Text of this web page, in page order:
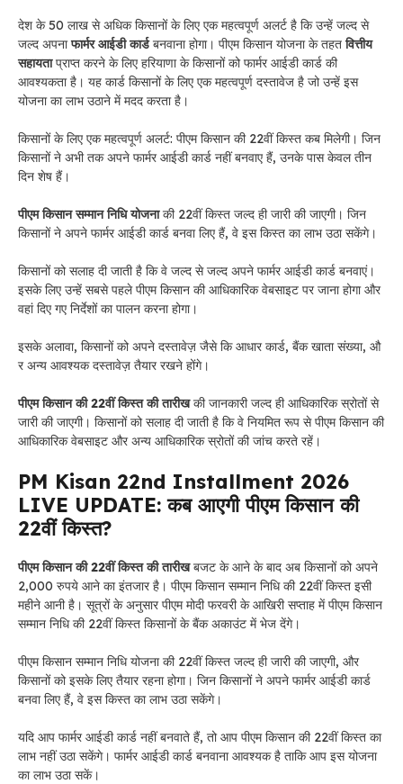
देश के 50 लाख से अधिक किसानों के लिए एक महत्वपूर्ण अलर्ट है कि उन्हें जल्द से
जल्द अपनाफार्मर आईडी कार्डबनवाना होगा। पीएम किसान योजना के तहतवित्तीय
सहायताप्राप्त करने के लिए हरियाणा के किसानों को फार्मर आईडी कार्ड की
आवश्यकता है। यह कार्ड किसानों के लिए एक महत्वपूर्ण दस्तावेज है जो उन्हें इस
योजना का लाभ उठाने में मदद करता है।
किसानों के लिए एक महत्वपूर्ण अलर्ट: पीएम किसान की 22वीं किस्त कब मिलेगी। जिन
किसानों ने अभी तक अपने फार्मर आईडी कार्ड नहीं बनवाए हैं, उनके पास केवल तीन
दिन शेष हैं।
पीएम किसान सम्मान निधि योजनाकी 22वीं किस्त जल्द ही जारी की जाएगी। जिन
किसानों ने अपने फार्मर आईडी कार्ड बनवा लिए हैं, वे इस किस्त का लाभ उठा सकेंगे।
किसानों को सलाह दी जाती है कि वे जल्द से जल्द अपने फार्मर आईडी कार्ड बनवाएं।
इसके लिए उन्हें सबसे पहले पीएम किसान की आधिकारिक वेबसाइट पर जाना होगा और
वहां दिए गए निर्देशों का पालन करना होगा।
इसके अलावा, किसानों को अपने दस्तावेज़ जैसे कि आधार कार्ड, बैंक खाता संख्या, औ
र अन्य आवश्यक दस्तावेज़ तैयार रखने होंगे।
पीएम किसान की 22वीं किस्त की तारीखकी जानकारी जल्द ही आधिकारिक स्रोतों से
जारी की जाएगी। किसानों को सलाह दी जाती है कि वे नियमित रूप से पीएम किसान की
आधिकारिक वेबसाइट और अन्य आधिकारिक स्रोतों की जांच करते रहें।
PM Kisan 22nd Installment 2026
LIVE UPDATE: कब आएगी पीएम किसान की
22वीं किस्त?
पीएम किसान की 22वीं किस्त की तारीखबजट के आने के बाद अब किसानों को अपने
2,000 रुपये आने का इंतजार है। पीएम किसान सम्मान निधि की 22वीं किस्त इसी
महीने आनी है। सूत्रों के अनुसार पीएम मोदी फरवरी के आखिरी सप्ताह में पीएम किसान
सम्मान निधि की 22वीं किस्त किसानों के बैंक अकाउंट में भेज देंगे।
पीएम किसान सम्मान निधि योजना की 22वीं किस्त जल्द ही जारी की जाएगी, और
किसानों को इसके लिए तैयार रहना होगा। जिन किसानों ने अपने फार्मर आईडी कार्ड
बनवा लिए हैं, वे इस किस्त का लाभ उठा सकेंगे।
यदि आप फार्मर आईडी कार्ड नहीं बनवाते हैं, तो आप पीएम किसान की 22वीं किस्त का
लाभ नहीं उठा सकेंगे। फार्मर आईडी कार्ड बनवाना आवश्यक है ताकि आप इस योजना
का लाभ उठा सकें।